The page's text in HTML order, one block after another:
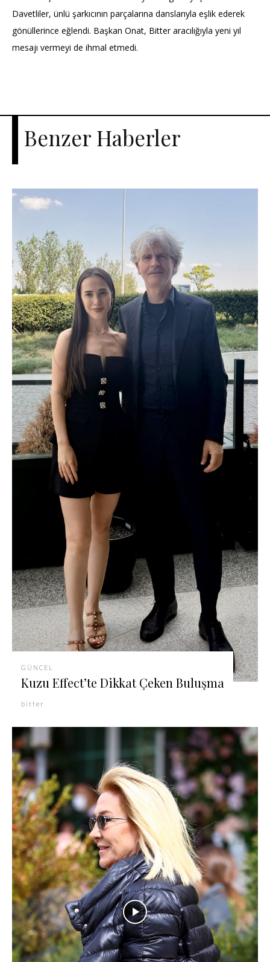
Davetliler, ünlü şarkıcının parçalarına danslarıyla eşlik ederek
gönüllerince eğlendi. Başkan Onat, Bitter aracılığıyla yeni yıl
mesajı vermeyi de ihmal etmedi.
Benzer Haberler
GÜNCEL
Kuzu Effect’te Dikkat Çeken Buluşma
bitter